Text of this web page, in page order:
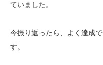
ていました。
今振り返ったら、よく達成
す。